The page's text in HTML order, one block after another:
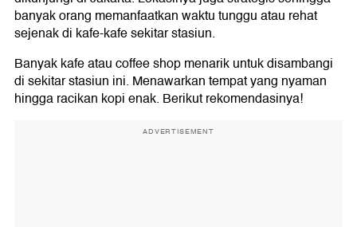
banyak orang memanfaatkan waktu tunggu atau rehat
sejenak di kafe-kafe sekitar stasiun.
Banyak kafe atau coffee shop menarik untuk disambangi
di sekitar stasiun ini. Menawarkan tempat yang nyaman
hingga racikan kopi enak. Berikut rekomendasinya!
ADVERTISEMENT